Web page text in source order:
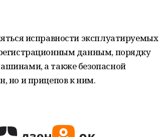
исправности эксплуатируемых
данным, порядку
а также безопасной
но и прицепов к ним.